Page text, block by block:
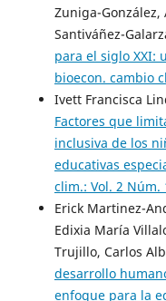
Zuniga-González,
Santiváñez-
para el siglo XXI:
bioecon. cambio
Ivett Francisca
Factores que
inclusiva de los
educativas
clim.: Vol. 2 Núm.
Erick Martinez-
Edixia María
Trujillo, Carlos
desarrollo
enfoque para la